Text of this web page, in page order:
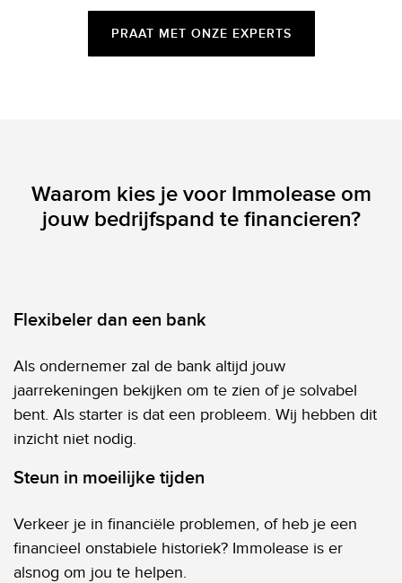
PRAAT MET ONZE EXPERTS
Waarom kies je voor Immolease om
jouw bedrijfspand te financieren?
Flexibeler dan een bank
Als ondernemer zal de bank altijd jouw
jaarrekeningen bekijken om te zien of je solvabel
bent. Als starter is dat een probleem. Wij hebben dit
inzicht niet nodig.
Steun in moeilijke tijden
Verkeer je in financiële problemen, of heb je een
financieel onstabiele historiek? Immolease is er
alsnog om jou te helpen.